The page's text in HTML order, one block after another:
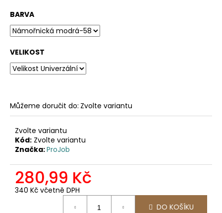
BARVA
VELIKOST
Můžeme doručit do: Zvolte variantu
Zvolte variantu
Kód: Zvolte variantu
Značka:ProJob
280,99 Kč
340 Kč včetně DPH
DO KOŠÍKU
D
p
o
r
u
j
e
m
e
2423
PRACOVNÍ
SOFTSHELLOVÁ